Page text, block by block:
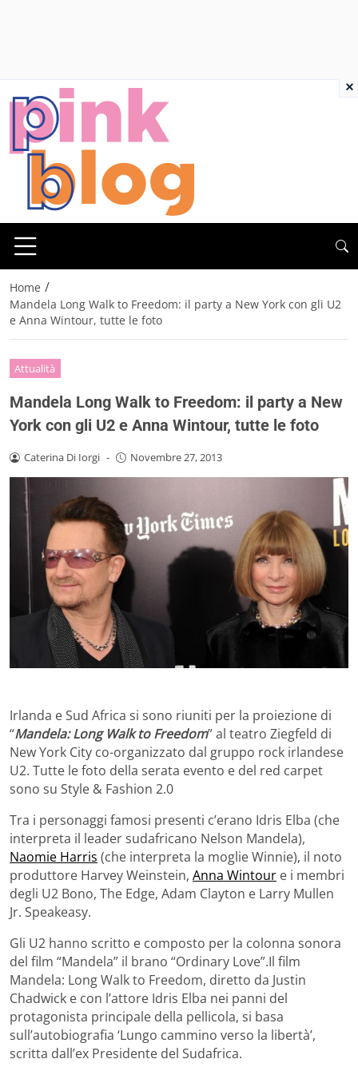
Home /
Mandela Long Walk to Freedom: il party a New York con gli U2
e Anna Wintour, tutte le foto
Attualità
Mandela Long Walk to Freedom: il party a New
York con gli U2 e Anna Wintour, tutte le foto
Caterina Di Iorgi - Novembre 27, 2013
Irlanda e Sud Africa si sono riuniti per la proiezione di
“Mandela: Long Walk to Freedom” al teatro Ziegfeld di
New York City co-organizzato dal gruppo rock irlandese
U2. Tutte le foto della serata evento e del red carpet
sono su Style & Fashion 2.0
Tra i personaggi famosi presenti c’erano Idris Elba (che
interpreta il leader sudafricano Nelson Mandela),
Naomie Harris (che interpreta la moglie Winnie), il noto
produttore Harvey Weinstein, Anna Wintour e i membri
degli U2 Bono, The Edge, Adam Clayton e Larry Mullen
Jr. Speakeasy.
Gli U2 hanno scritto e composto per la colonna sonora
del film “Mandela” il brano “Ordinary Love”.Il film
Mandela: Long Walk to Freedom, diretto da Justin
Chadwick e con l’attore Idris Elba nei panni del
protagonista principale della pellicola, si basa
sull’autobiografia ‘Lungo cammino verso la libertà’,
scritta dall’ex Presidente del Sudafrica.
×